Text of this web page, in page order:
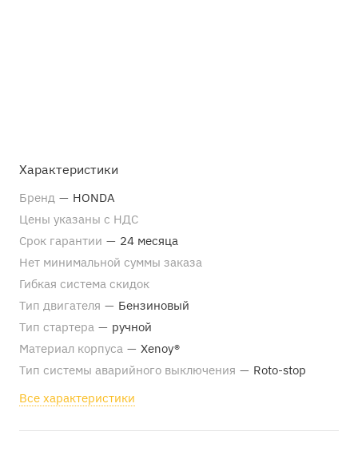
Характеристики
Бренд — HONDA
Цены указаны с НДС
Срок гарантии — 24 месяца
Нет минимальной суммы заказа
Гибкая система скидок
Тип двигателя — Бензиновый
Тип стартера — ручной
Материал корпуса — Xenoy®
Тип системы аварийного выключения — Roto-stop
Все характеристики